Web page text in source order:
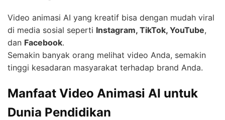
Video animasi AI yang kreatif bisa dengan mudah viral
di media sosial seperti Instagram, TikTok, YouTube,
dan Facebook.
Semakin banyak orang melihat video Anda, semakin
tinggi kesadaran masyarakat terhadap brand Anda.
Manfaat Video Animasi AI untuk
Dunia Pendidikan